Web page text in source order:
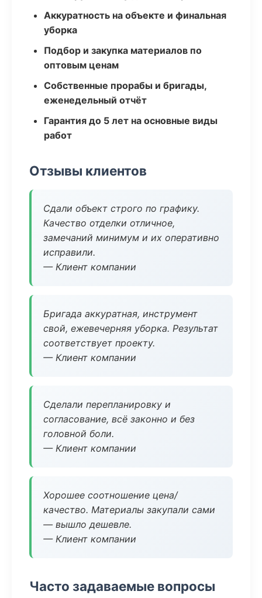
Аккуратность на объекте и финальная
уборка
Подбор и закупка материалов по
оптовым ценам
Собственные прорабы и бригады,
еженедельный отчёт
Гарантия до 5 лет на основные виды
работ
Отзывы клиентов
Сдали объект строго по графику.
Качество отделки отличное,
замечаний минимум и их оперативно
исправили.
— Клиент компании
Бригада аккуратная, инструмент
свой, ежевечерняя уборка. Результат
соответствует проекту.
— Клиент компании
Сделали перепланировку и
согласование, всё законно и без
головной боли.
— Клиент компании
Хорошее соотношение цена/
качество. Материалы закупали сами
— вышло дешевле.
— Клиент компании
Часто задаваемые вопросы